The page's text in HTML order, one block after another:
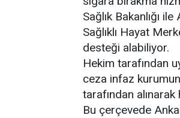
Sağlık Bakanlığı
Sağlıklı Hayat
desteği alabiliyor.
Hekim tarafından
ceza infaz
tarafından alınarak
Bu çerçevede